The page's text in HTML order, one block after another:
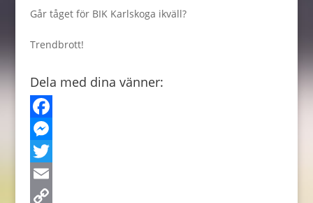
Går tåget för BIK Karlskoga ikväll?
Trendbrott!
Dela med dina vänner:
F
a
c
e
M
e
s
T
w
E